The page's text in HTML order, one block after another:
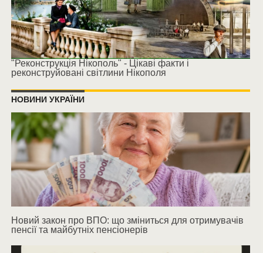
"Реконструкція Нікополь" - Цікаві факти і
реконструйовані світлини Нікополя
НОВИНИ УКРАЇНИ
Новий закон про ВПО: що зміниться для отримувачів
пенсії та майбутніх пенсіонерів